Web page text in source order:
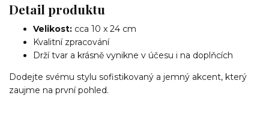
Detail produktu
Velikost: cca 10 x 24 cm
Kvalitní zpracování
Drží tvar a krásně vynikne v účesu i na doplňcích
Dodejte svému stylu sofistikovaný a jemný akcent, který
zaujme na první pohled.